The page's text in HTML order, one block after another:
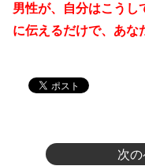
男性が、自分はこうし
に伝えるだけで、あな
次